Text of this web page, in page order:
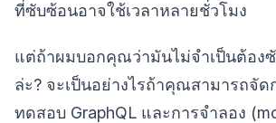
ที่ซับซ้อนอาจใช้เวลาหลายชั่วโมง
แต่ถ้าผมบอกคุณว่ามันไม่จำเป็นต้อง
ล่ะ? จะเป็นอย่างไรถ้าคุณสามารถจัด
ทดสอบ GraphQL และการจำลอง